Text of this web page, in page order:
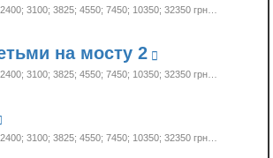
3100; 3825; 4550; 7450; 10350; 32350 грн…
на мосту 2
3100; 3825; 4550; 7450; 10350; 32350 грн…
3100; 3825; 4550; 7450; 10350; 32350 грн…